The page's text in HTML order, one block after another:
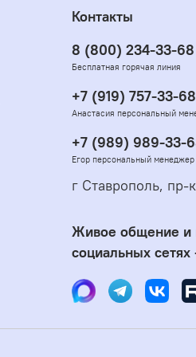
Контакты
8 (800) 234-33-68
Бесплатная горячая линия
+7 (919) 757-33-68
Анастасия персональный
+7 (989) 989-33-
Егор персональный менеджер
г Ставрополь, пр-
Живое общение и
социальных